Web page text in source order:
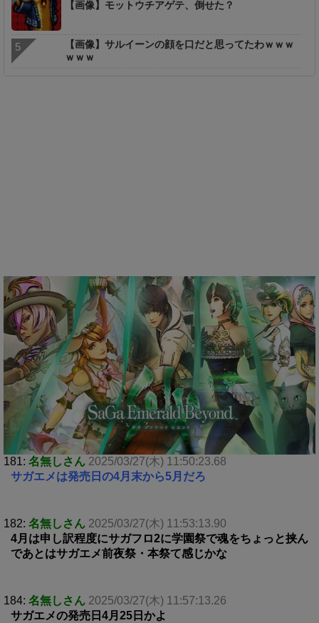
【画像】モットウチアゲテ、倒せた？
【画像】サルイーンの顔を口だと思ってたわｗｗｗ
ｗｗｗ
181: 名無しさん 2025/03/27(木) 11:50:23.68
サガエメは発売日の4月末から5月だろ
182: 名無しさん 2025/03/27(木) 11:53:13.90
4月は申し訳程度にサガフロ2に学園祭で魂をちょっと挟ん
であとはサガエメ前夜祭・本祭て感じかな
184: 名無しさん 2025/03/27(木) 11:57:13.26
サガエメの発売日4月25日かよ